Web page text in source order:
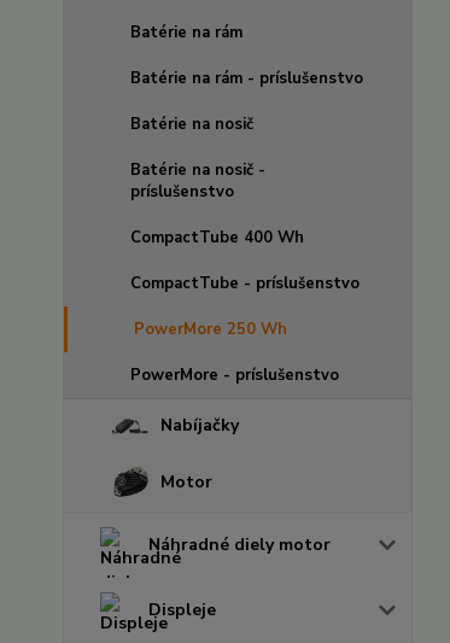
Batérie na rám
Batérie na rám - príslušenstvo
Batérie na nosič
Batérie na nosič -
príslušenstvo
CompactTube 400 Wh
CompactTube - príslušenstvo
PowerMore 250 Wh
PowerMore - príslušenstvo
Nabíjačky
Motor
Náhradné diely motor
Displeje